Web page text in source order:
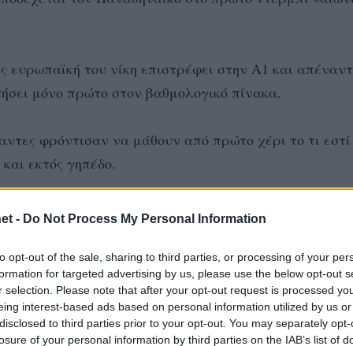
- Do Not Process My Personal Information
opt-out of the sale, sharing to third parties, or processing of your
for targeted advertising by us, please use the below opt-out
selection. Please note that after your opt-out request is processed
interest-based ads based on personal information utilized by us
to third parties prior to your opt-out. You may separately
of your personal information by third parties on the IAB’s list of
του νίκη επιστρέφει στην Α1 και
μόνο πρώτο στον βαθμολογικό πίνακα.
φρόντισαν να μάθουν από πρώτο χέρι το τι εστί
εκτός γηπέδο.
κανένα αγωνιστικό πρόβλημα αφού στην
ο οποίος ξεπέρασε τις ενοχλήσεις που είχε
θα πάρουν το βάπτισμα του πυρός σε ντέρμπι
να περιμένει και να κυρίως τι πρέπει να